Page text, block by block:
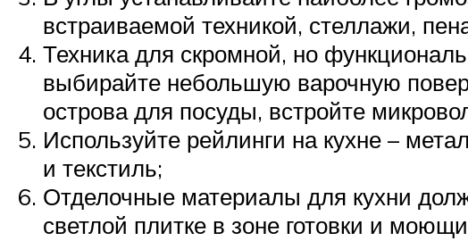
встраиваемой техникой, стеллажи,
Техника для скромной, но
выбирайте небольшую варочную
острова для посуды, встройте
Используйте рейлинги на кухне –
и текстиль;
Отделочные материалы для кухни
светлой плитке в зоне готовки и